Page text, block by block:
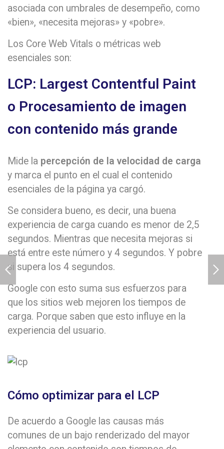
asociada con umbrales de desempeño, como
«bien», «necesita mejoras» y «pobre».
Los Core Web Vitals o métricas web
esenciales son:
LCP: Largest Contentful Paint
o Procesamiento de imagen
con contenido más grande
Mide la percepción de la velocidad de carga
y marca el punto en el cual el contenido
esenciales de la página ya cargó.
Se considera bueno, es decir, una buena
experiencia de carga cuando es menor de 2,5
segundos. Mientras que necesita mejoras si
está entre este número y 4 segundos. Y pobre
si supera los 4 segundos.
Google con esto suma sus esfuerzos para
que los sitios web mejoren los tiempos de
carga. Porque saben que esto influye en la
experiencia del usuario.
Cómo optimizar para el LCP
De acuerdo a Google las causas más
comunes de un bajo renderizado del mayor